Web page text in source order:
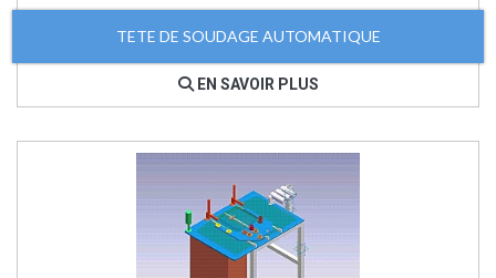
TETE DE SOUDAGE AUTOMATIQUE
EN SAVOIR PLUS